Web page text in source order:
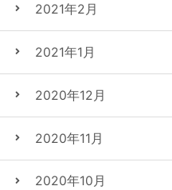
2021年2月
2021年1月
2020年12月
2020年11月
2020年10月